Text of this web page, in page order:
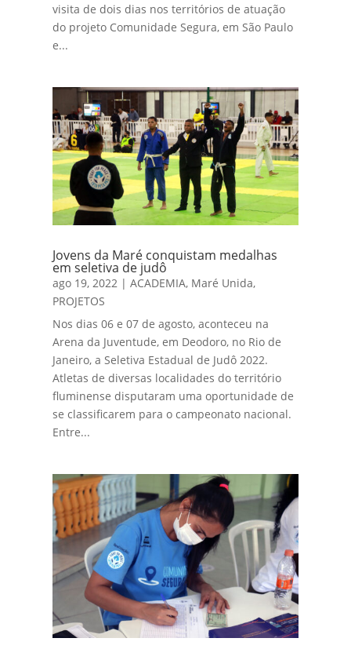
visita de dois dias nos territórios de atuação
do projeto Comunidade Segura, em São Paulo
e...
Jovens da Maré conquistam medalhas
em seletiva de judô
ago 19, 2022 |ACADEMIA, Maré Unida,
PROJETOS
Nos dias 06 e 07 de agosto, aconteceu na
Arena da Juventude, em Deodoro, no Rio de
Janeiro, a Seletiva Estadual de Judô 2022.
Atletas de diversas localidades do território
fluminense disputaram uma oportunidade de
se classificarem para o campeonato nacional.
Entre...